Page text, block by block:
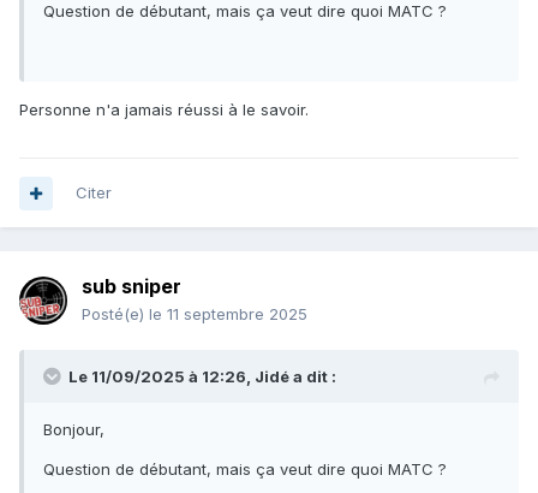
Question de débutant, mais ça veut dire quoi MATC ?
Personne n'a jamais réussi à le savoir.
Citer
sub sniper
Posté(e) le 11 septembre 2025
Le 11/09/2025 à 12:26, Jidéa dit :
Bonjour,
Question de débutant, mais ça veut dire quoi MATC ?